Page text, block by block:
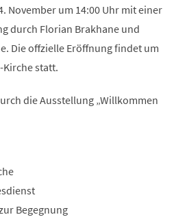
November um 14:00 Uhr mit einer
durch Florian Brakhane und
Die offzielle Eröffnung findet um
Kirche statt.
die Ausstellung „Willkommen
Begegnung